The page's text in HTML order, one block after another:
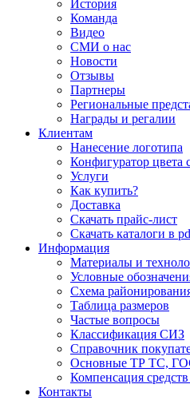
История
Команда
Видео
СМИ о нас
Новости
Отзывы
Партнеры
Региональные
Награды и регалии
Клиентам
Нанесение логотипа
Конфигуратор цвета
Услуги
Как купить?
Доставка
Скачать прайс-лист
Скачать каталоги в
Информация
Материалы и
Условные
Схема
Таблица размеров
Частые вопросы
Классификация СИЗ
Справочник
Основные ТР ТС,
Компенсация
Контакты